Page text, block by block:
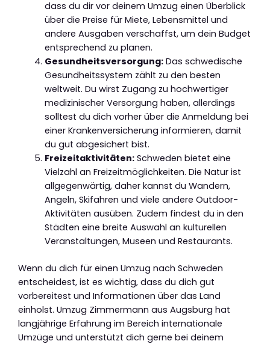
dass du dir vor deinem Umzug einen Überblick
über die Preise für Miete, Lebensmittel und
andere Ausgaben verschaffst, um dein Budget
entsprechend zu planen.
Gesundheitsversorgung:Das schwedische
Gesundheitssystem zählt zu den besten
weltweit. Du wirst Zugang zu hochwertiger
medizinischer Versorgung haben, allerdings
solltest du dich vorher über die Anmeldung bei
einer Krankenversicherung informieren, damit
du gut abgesichert bist.
Freizeitaktivitäten:Schweden bietet eine
Vielzahl an Freizeitmöglichkeiten. Die Natur ist
allgegenwärtig, daher kannst du Wandern,
Angeln, Skifahren und viele andere Outdoor-
Aktivitäten ausüben. Zudem findest du in den
Städten eine breite Auswahl an kulturellen
Veranstaltungen, Museen und Restaurants.
Wenn du dich für einen Umzug nach Schweden
entscheidest, ist es wichtig, dass du dich gut
vorbereitest und Informationen über das Land
einholst. Umzug Zimmermann aus Augsburg hat
langjährige Erfahrung im Bereich internationale
Umzüge und unterstützt dich gerne bei deinem